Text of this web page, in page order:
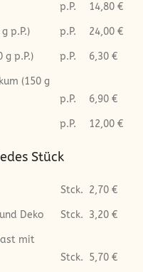
p.P. 14,80 €
p.P.) p.P. 24,00 €
g p.P.) p.P. 6,30 €
(150 g
p.P. 6,90 €
p.P. 12,00 €
Stück
Stck. 2,70 €
Deko Stck. 3,20 €
mit
Stck. 5,70 €